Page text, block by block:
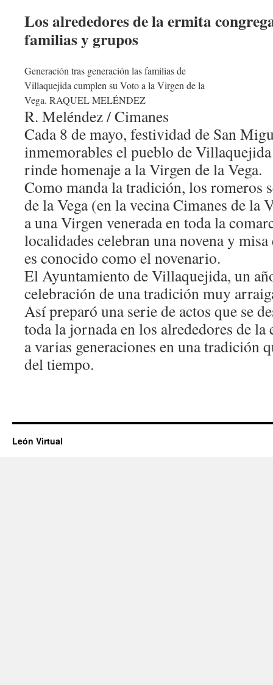
Los alrededores de la ermita
familias y grupos
Generación tras generación las familias de
Villaquejida cumplen su Voto a la Virgen de la
Vega. RAQUEL MELÉNDEZ
R. Meléndez / Cimanes
Cada 8 de mayo, festividad de San
inmemorables el pueblo de
rinde homenaje a la Virgen de la Vega.
Como manda la tradición, los romeros
de la Vega (en la vecina Cimanes de la
a una Virgen venerada en toda la
localidades celebran una novena y
es conocido como el novenario.
El Ayuntamiento de Villaquejida, un
celebración de una tradición muy
Así preparó una serie de actos que se
toda la jornada en los alrededores de
a varias generaciones en una tradición
del tiempo.
León Virtual